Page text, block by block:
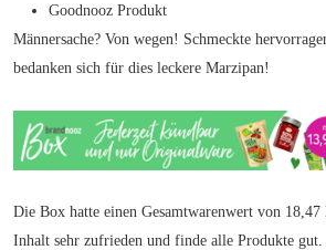
Goodnooz Produkt
Männersache? Von wegen! Schmeckte
bedanken sich für dies leckere Marzipan!
Die Box hatte einen Gesamtwarenwert von
Inhalt sehr zufrieden und finde alle Produkte